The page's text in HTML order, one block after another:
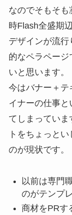
なのでそもそ
時Flash全盛期
デザインが流
的なペラペー
いと思います。
今はバナー＋
イナーの仕事
てしまってい
トをちょっと
のが現状です。
以前は専門
のがテンプ
商材をPRす